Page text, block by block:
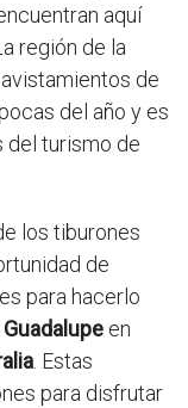
aquí
región de la
de
del año y es
del turismo de
los tiburones
de
para hacerlo
en
. Estas
para disfrutar